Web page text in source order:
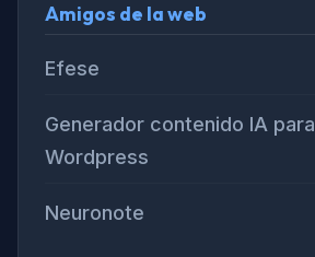
Amigos de la web
Efese
Generador contenido IA para
Wordpress
Neuronote